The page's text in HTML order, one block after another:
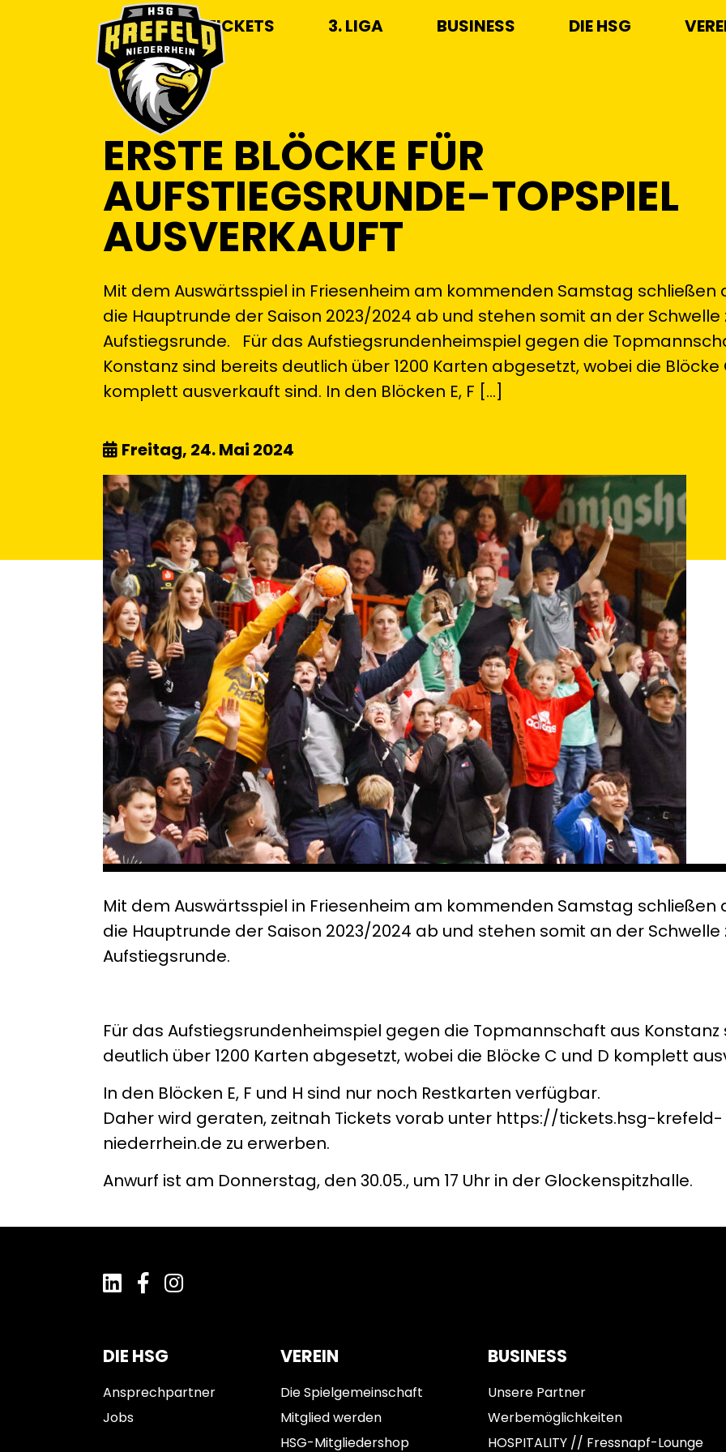
TICKETS 3. LIGA BUSINESS DIE HSG
ERSTE BLÖCKE FÜR
AUFSTIEGSRUNDE-TOPSPIEL
AUSVERKAUFT
Mit dem Auswärtsspiel in Friesenheim am kommenden Samstag schließen
die Hauptrunde der Saison 2023/2024 ab und stehen somit an der Schwelle
Aufstiegsrunde. Für das Aufstiegsrundenheimspiel gegen die
Konstanz sind bereits deutlich über 1200 Karten abgesetzt, wobei die Blöcke
komplett ausverkauft sind. In den Blöcken E, F […]
Freitag, 24. Mai 2024
Mit dem Auswärtsspiel in Friesenheim am kommenden Samstag schließen
die Hauptrunde der Saison 2023/2024 ab und stehen somit an der Schwelle
Aufstiegsrunde.
Für das Aufstiegsrundenheimspiel gegen die Topmannschaft aus Konstanz
deutlich über 1200 Karten abgesetzt, wobei die Blöcke C und D komplett
In den Blöcken E, F und H sind nur noch Restkarten verfügbar.
Daher wird geraten, zeitnah Tickets vorab unter https://tickets.hsg-krefeld-
niederrhein.de zu erwerben.
Anwurf ist am Donnerstag, den 30.05., um 17 Uhr in der Glockenspitzhalle.
DIE HSG
Ansprechpartner
Jobs
VEREIN
Die Spielgemeinschaft
Mitglied werden
HSG-Mitgliedershop
BUSINESS
Unsere Partner
Werbemöglichkeiten
HOSPITALITY // Fressnapf-Lounge